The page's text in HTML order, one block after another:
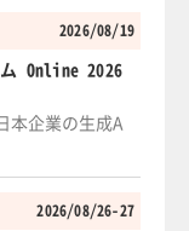
2026/08/19
Online 2026
本企業の生成A
2026/08/26-27